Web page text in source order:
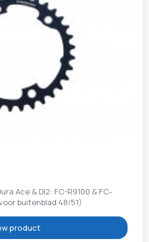
Ace & DI2: FC-R9100 & FC-
buitenblad 48/51)
product